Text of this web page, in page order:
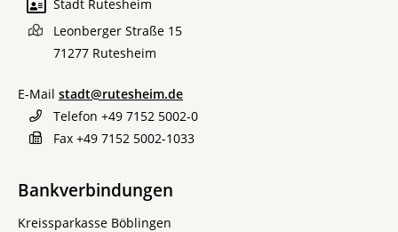
Stadt Rutesheim
Leonberger Straße 15
71277 Rutesheim
E-Mail stadt@rutesheim.de
Telefon +49 7152 5002-0
Fax +49 7152 5002-1033
Bankverbindungen
Kreissparkasse Böblingen